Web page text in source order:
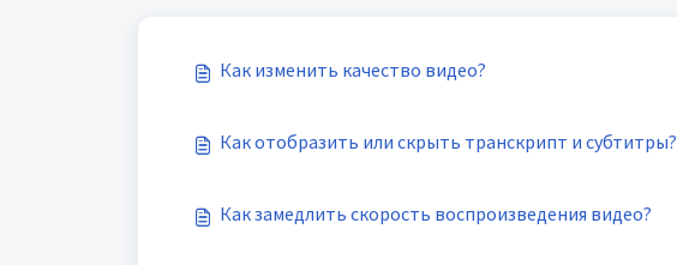
Как изменить качество видео?
Как отобразить или скрыть транскрипт и субтитры?
Как замедлить скорость воспроизведения видео?